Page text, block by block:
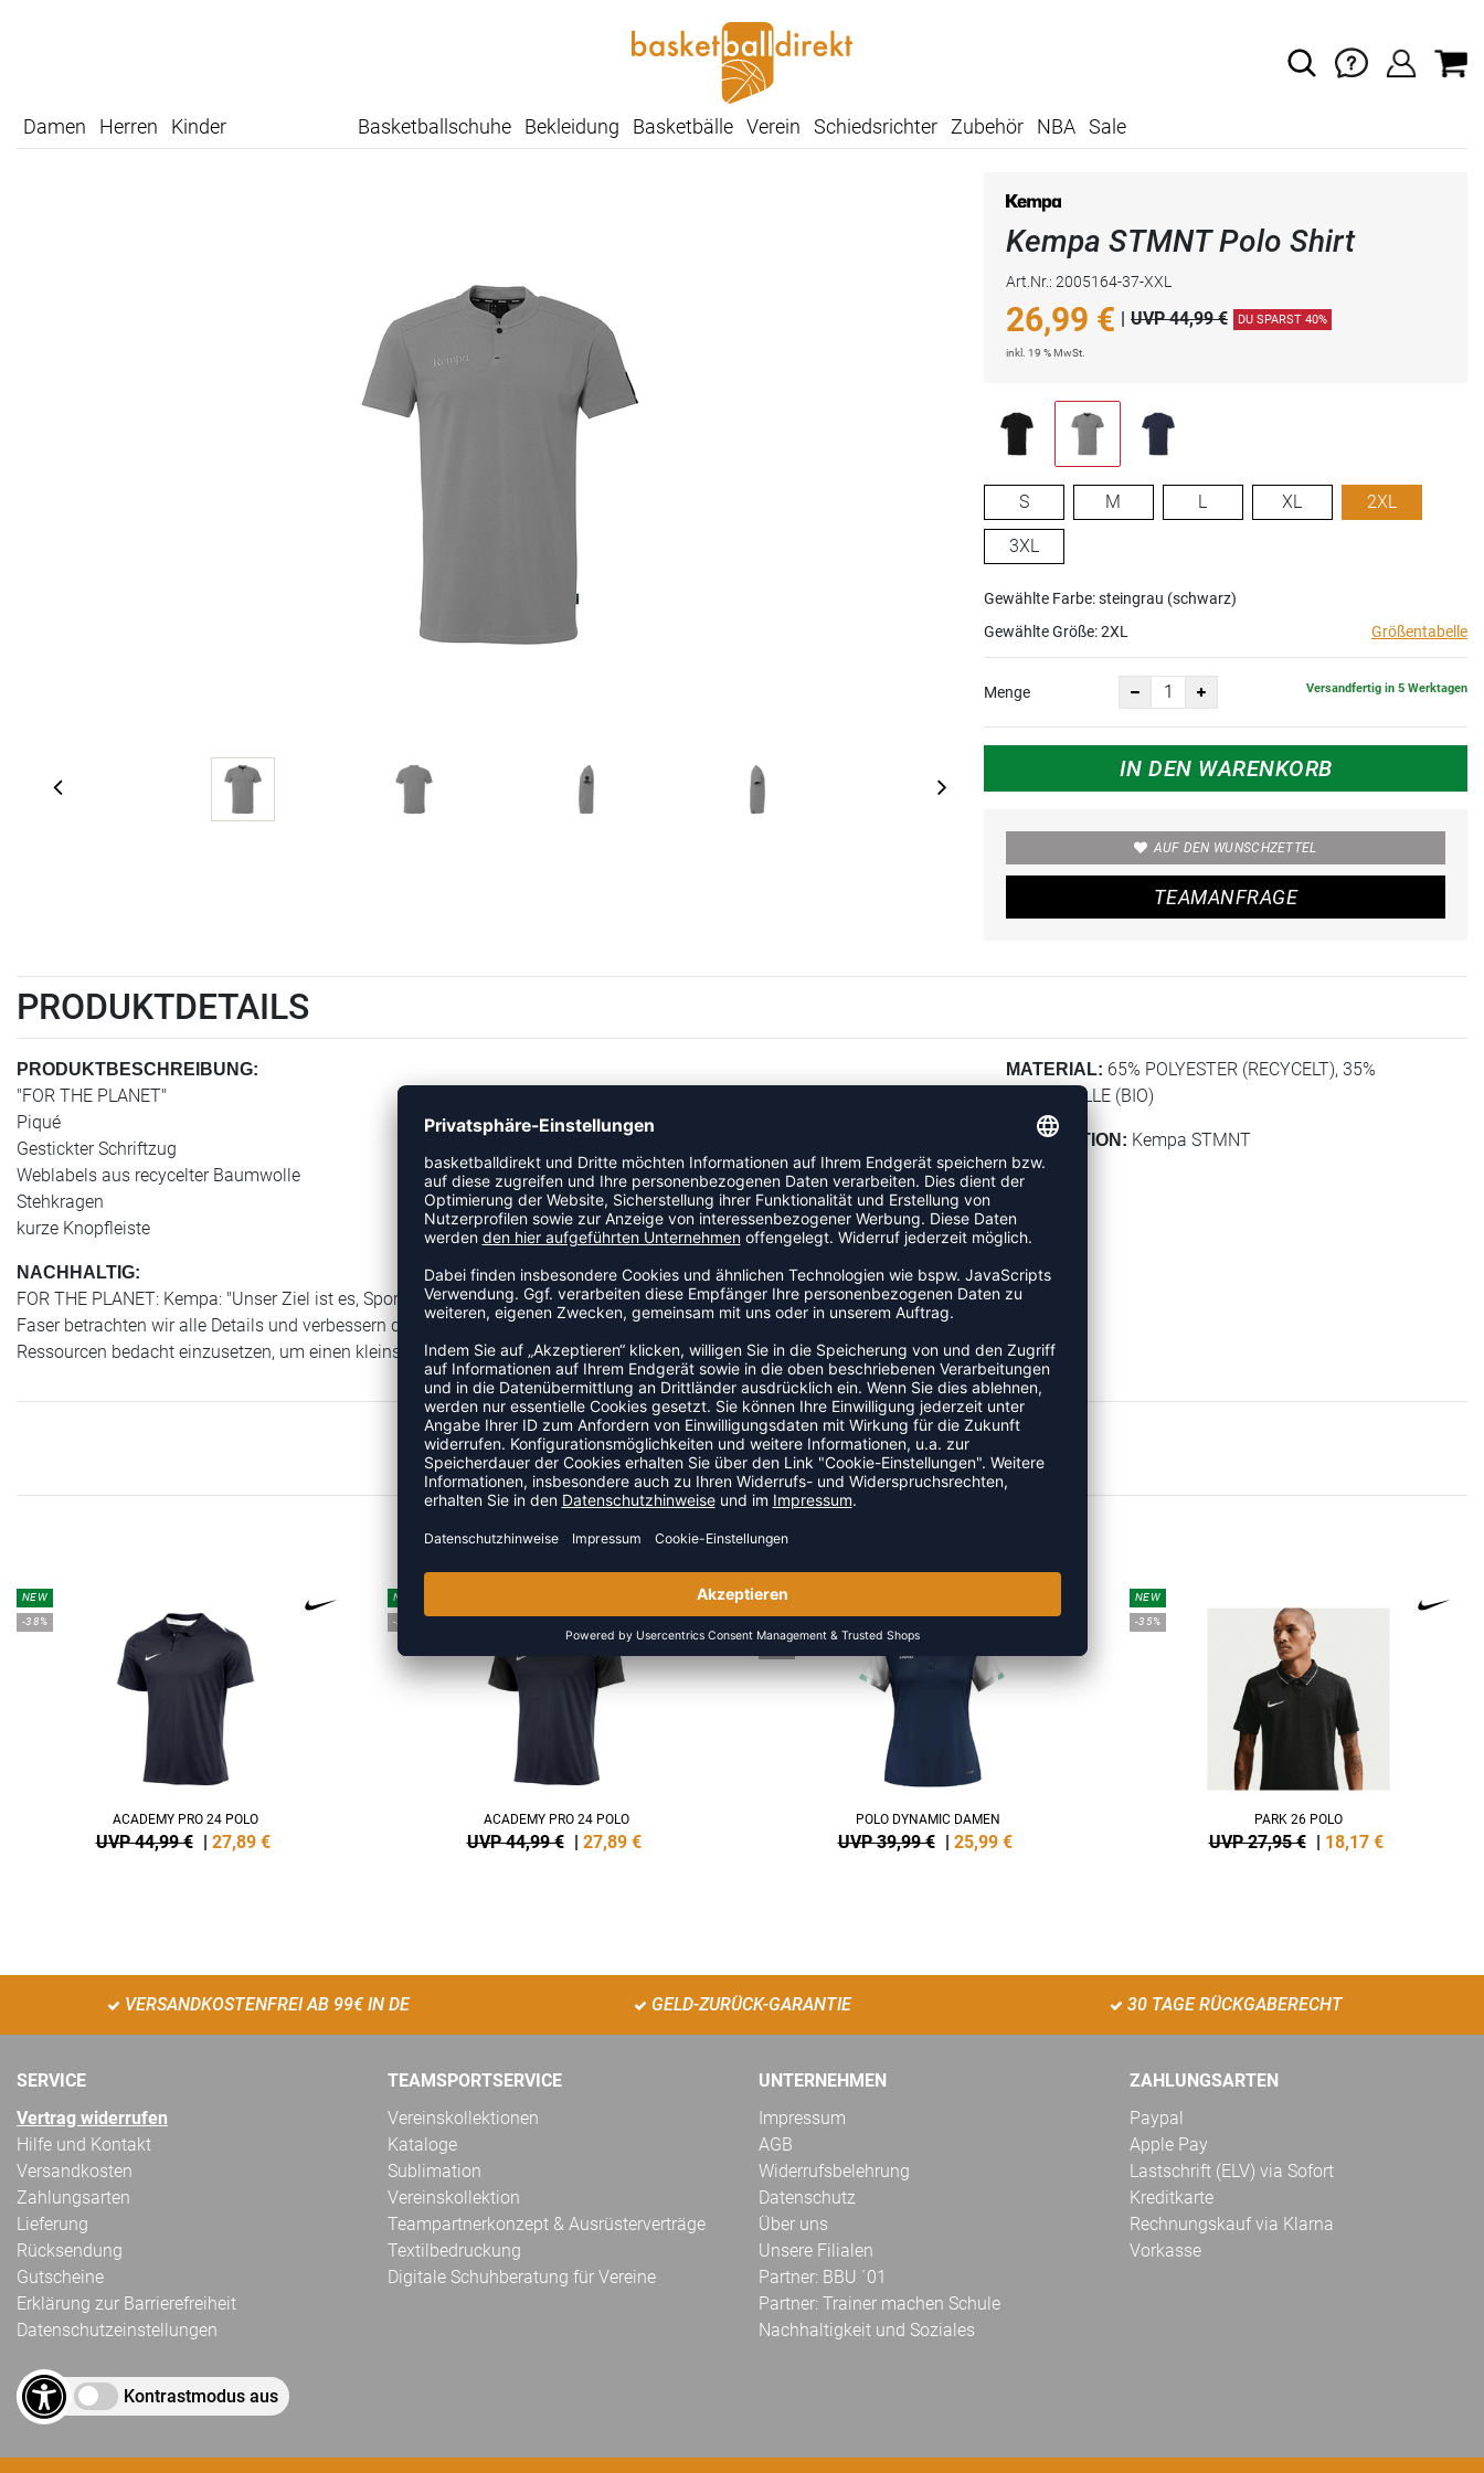
Damen Herren Kinder Basketballschuhe Bekleidung Basketbälle Verein Schiedsrichter Zubehör NBA Sale
Kempa STMNT Polo Shirt
Art.Nr.: 2005164-37-XXL
26,99 € | UVP 44,99 € DU SPARST 40%
inkl. 19 % MwSt.
S M L XL 2XL
3XL
Gewählte Farbe: steingrau (schwarz)
Gewählte Größe:2XL Größentabelle
Menge Versandfertig in 5 Werktagen
IN DEN WARENKORB
AUF DEN WUNSCHZETTEL
TEAMANFRAGE
PRODUKTDETAILS
PRODUKTBESCHREIBUNG:
"FOR THE PLANET"
Piqué
Gestickter Schriftzug
Weblabels aus recycelter Baumwolle
Stehkragen
kurze Knopfleiste
NACHHALTIG:
FOR THE PLANET: Kempa: "Unser Ziel ist es, Sportlerinnen und Sportler mit unseren Produkten zu unterstützen. Faser für
Faser betrachten wir alle Details und verbessern die Nachhaltigkeit unseres Sortiments. Es ist unsere Pflicht natürliche
Ressourcen bedacht einzusetzen, um einen kleinstmöglichen ökologischen Fußabdruck zu hinterlassen."
MATERIAL: 65% POLYESTER (RECYCELT), 35%
BAUMWOLLE (BIO)
KOLLEKTION: Kempa STMNT
ZULETZT ANGESEHEN
MEHR AUS DER KATEGORIE POLOSHIRTS
NEW
-38%
ACADEMY PRO 24 POLO
UVP 44,99 € | 27,89 €
NEW
-38%
ACADEMY PRO 24 POLO
UVP 44,99 € | 27,89 €
NEW
POLO DYNAMIC DAMEN
UVP 39,99 € | 25,99 €
NEW
-35%
PARK 26 POLO
UVP 27,95 € | 18,17 €
VERSANDKOSTENFREI AB 99€ IN DE GELD-ZURÜCK-GARANTIE 30 TAGE RÜCKGABERECHT
SERVICE
Vertrag widerrufen
Hilfe und Kontakt
Versandkosten
Zahlungsarten
Lieferung
Rücksendung
Gutscheine
Erklärung zur Barrierefreiheit
Datenschutzeinstellungen
Kontrastmodus aus
TEAMSPORTSERVICE
Vereinskollektionen
Kataloge
Sublimation
Vereinskollektion
Teampartnerkonzept & Ausrüsterverträge
Textilbedruckung
Digitale Schuhberatung für Vereine
UNTERNEHMEN
Impressum
AGB
Widerrufsbelehrung
Datenschutz
Über uns
Unsere Filialen
Partner: BBU ´01
Partner: Trainer machen Schule
Nachhaltigkeit und Soziales
ZAHLUNGSARTEN
Paypal
Apple Pay
Lastschrift (ELV) via Sofort
Kreditkarte
Rechnungskauf via Klarna
Vorkasse